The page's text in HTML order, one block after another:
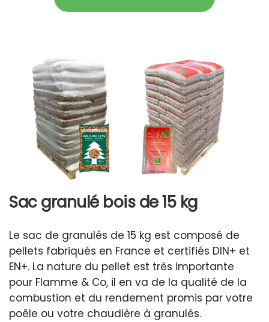
Sac granulé bois de 15 kg
Le sac de granulés de 15 kg est composé de
pellets fabriqués en France et certifiés DIN+ et
EN+. La nature du pellet est très importante
pour Flamme & Co, il en va de la qualité de la
combustion et du rendement promis par votre
poêle ou votre chaudière à granulés.